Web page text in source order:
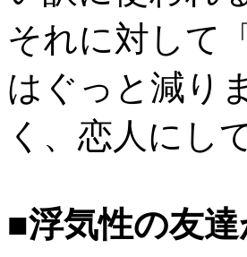
それに対して
はぐっと減り
く、恋人にし
■浮気性の友